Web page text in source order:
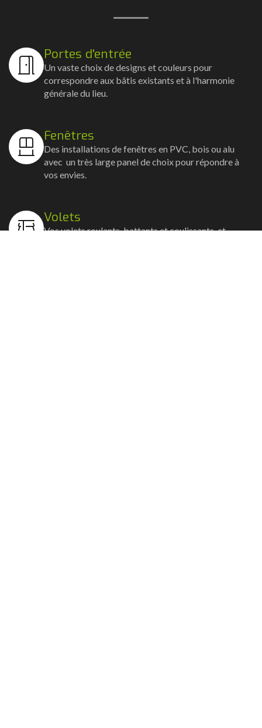
Portes d'entrée
Un vaste choix de designs et couleurs pour
correspondre aux bâtis existants et à l'harmonie
générale du lieu.
Fenêtres
Des installations de fenêtres en PVC, bois ou alu
avec un très large panel de choix pour répondre à
vos envies.
Volets
Vos volets roulants, battants et coulissants, et